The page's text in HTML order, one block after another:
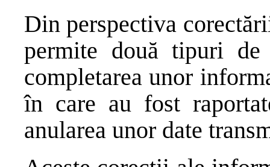
Din perspectiva
permite două tipuri
completarea unor
în care au fost
anularea unor date